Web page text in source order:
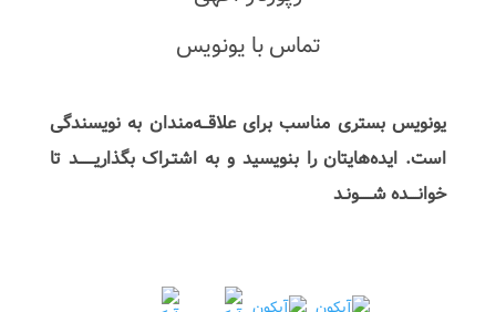
یونویس بستری مناسب برای علاقـــه‌مندان به نویسندگی
است. ایده‌هایتان را بنویسید و به اشتـراک بگذاریـــــــد تا
خوانــــده شــــــونـد
تماس با یونویس